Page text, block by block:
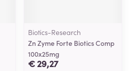
Biotics-Research
Zn Zyme Forte Biotics Comp
100x25mg
€ 29,27